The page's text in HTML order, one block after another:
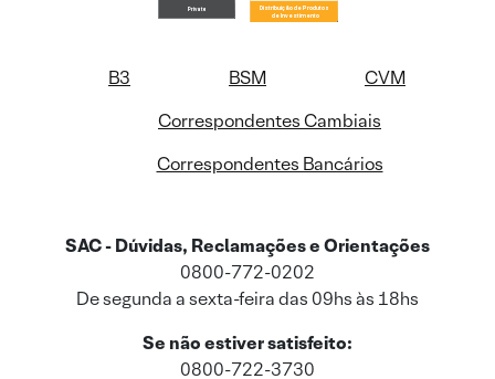
B3 BSM
CVM
Correspondentes Cambiais
Correspondentes Bancários
SAC - Dúvidas, Reclamações e Orientações
0800-772-0202
De segunda a sexta-feira das 09hs às 18hs
Se não estiver satisfeito:
0800-722-3730